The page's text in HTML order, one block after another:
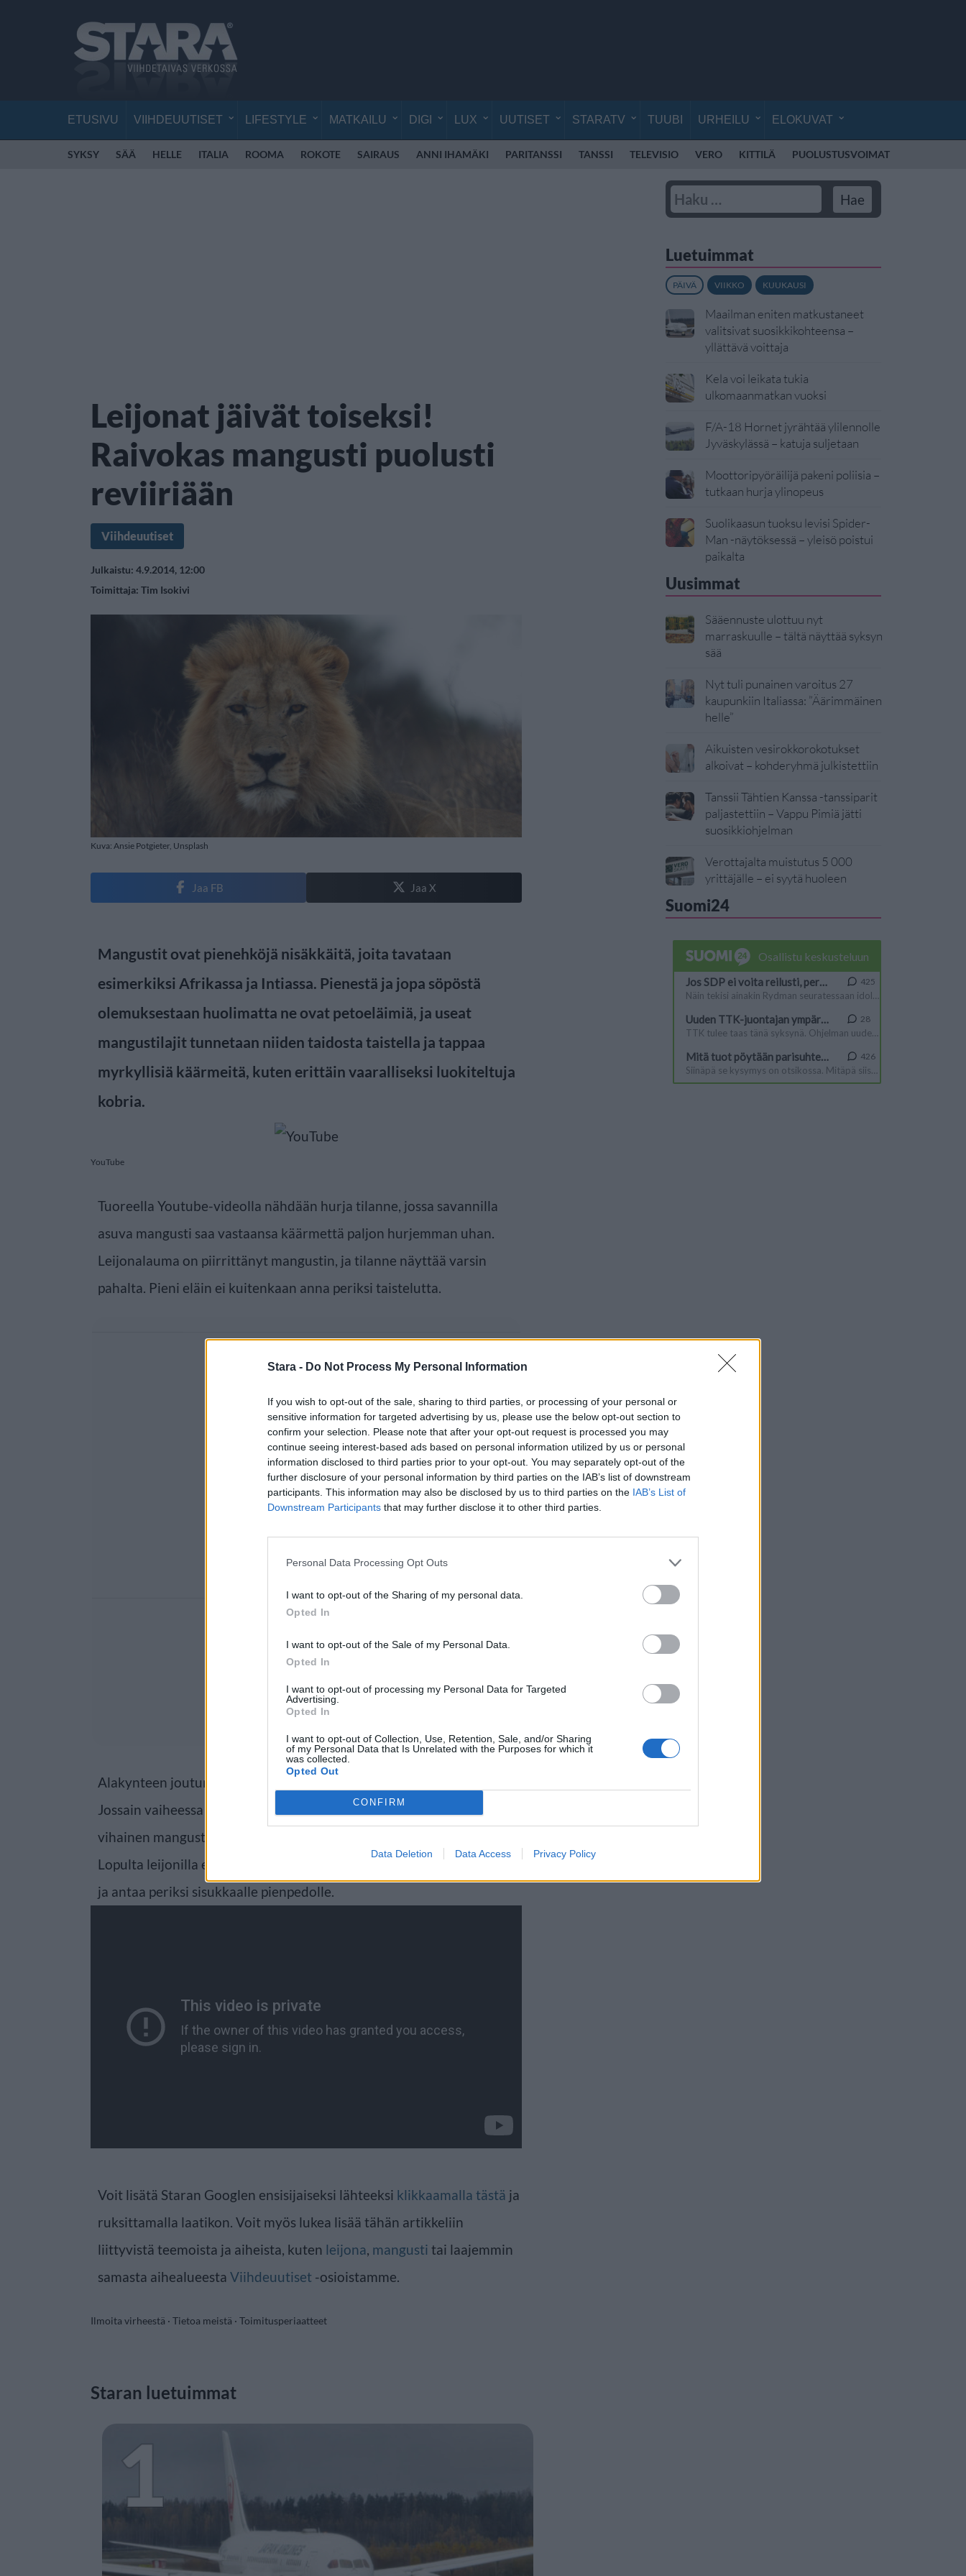
Stara - Do Not Process My Personal Information
If you wish to opt-out of the sale, sharing to third parties, or processing of your personal or
sensitive information for targeted advertising by us, please use the below opt-out section to
confirm your selection. Please note that after your opt-out request is processed you may
continue seeing interest-based ads based on personal information utilized by us or personal
information disclosed to third parties prior to your opt-out. You may separately opt-out of the
further disclosure of your personal information by third parties on the IAB’s list of downstream
participants. This information may also be disclosed by us to third parties on the IAB’s List of
Downstream Participants that may further disclose it to other third parties.
Personal Data Processing Opt Outs
I want to opt-out of the Sharing of my personal data.
Opted In
I want to opt-out of the Sale of my Personal Data.
Opted In
I want to opt-out of processing my Personal Data for Targeted
Advertising.
Opted In
I want to opt-out of Collection, Use, Retention, Sale, and/or Sharing
of my Personal Data that Is Unrelated with the Purposes for which it
was collected.
Opted Out
CONFIRM
Data Deletion Data Access Privacy Policy
ETUSIVU VIIHDEUUTISET LIFESTYLE MATKAILU DIGI LUX UUTISET STARATV TUUBI URHEILU ELOKUVAT
SYKSY SÄÄ HELLE ITALIA ROOMA ROKOTE SAIRAUS ANNI IHAMÄKI PARITANSSI TANSSI TELEVISIO VERO KITTILÄ PUOLUSTUSVOIMAT
Leijonat jäivät toiseksi!
Raivokas mangusti puolusti
reviiriään
Viihdeuutiset
Julkaistu: 4.9.2014, 12:00
Toimittaja: Tim Isokivi
Kuva: Ansie Potgieter, Unsplash
Jaa FB Jaa X
Mangustit ovat pienehköjä nisäkkäitä, joita tavataan
esimerkiksi Afrikassa ja Intiassa. Pienestä ja jopa söpöstä
olemuksestaan huolimatta ne ovat petoeläimiä, ja useat
mangustilajit tunnetaan niiden taidosta taistella ja tappaa
myrkyllisiä käärmeitä, kuten erittäin vaaralliseksi luokiteltuja
kobria.
YouTube
Tuoreella Youtube-videolla nähdään hurja tilanne, jossa savannilla
asuva mangusti saa vastaansa käärmettä paljon hurjemman uhan.
Leijonalauma on piirrittänyt mangustin, ja tilanne näyttää varsin
pahalta. Pieni eläin ei kuitenkaan anna periksi taistelutta.
Alakynteen joutuminen tekee mangustista vain raivokkaamman.
Jossain vaiheessa eläin jopa löytää kolon johon piiloutua, mutta
vihainen mangusti ei suostu pysyttelemään piilopaikassaan kauaa.
Lopulta leijonilla ei ole muuta mahdollisuutta kuin myöntää tappionsa
ja antaa periksi sisukkaalle pienpedolle.
Voit lisätä Staran Googlen ensisijaiseksi lähteeksi klikkaamalla tästä ja
ruksittamalla laatikon. Voit myös lukea lisää tähän artikkeliin
liittyvistä teemoista ja aiheista, kuten leijona mangusti tai laajemmin
samasta aihealueesta Viihdeuutiset -osioistamme.
Ilmoita virheestä · Tietoa meistä · Toimitusperiaatteet
Staran luetuimmat
1
Luetuimmat
PÄIVÄ VIIKKO KUUKAUSI
Maailman eniten matkustaneet
valitsivat suosikkikohteensa –
yllättävä voittaja
Kela voi leikata tukia
ulkomaanmatkan vuoksi
F/A-18 Hornet jyrähtää ylilennolle
Jyväskylässä – katuja suljetaan
Moottoripyöräilijä pakeni poliisia –
tutkaan hurja ylinopeus
Suolikaasun tuoksu levisi Spider-
Man -näytöksessä – yleisö poistui
paikalta
Uusimmat
Sääennuste ulottuu nyt
marraskuulle – tältä näyttää syksyn
sää
Nyt tuli punainen varoitus 27
kaupunkiin Italiassa: ”Äärimmäinen
helle”
Aikuisten vesirokkorokotukset
alkoivat – kohderyhmä julkistettiin
Tanssii Tähtien Kanssa -tanssiparit
paljastettiin – Vappu Pimiä jätti
suosikkiohjelman
Verottajalta muistutus 5 000
yrittäjälle – ei syytä huoleen
Suomi24